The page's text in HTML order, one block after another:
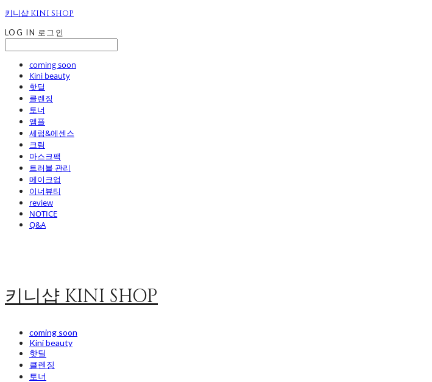
키니샵 KINI SHOP
LOG IN 로그인
coming soon
Kini beauty
핫딜
클렌징
토너
앰플
세럼&에센스
크림
마스크팩
트러블 관리
메이크업
이너뷰티
review
NOTICE
Q&A
키니샵 KINI SHOP
coming soon
Kini beauty
핫딜
클렌징
토너